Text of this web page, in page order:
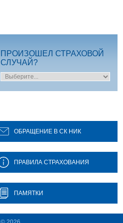
ПРОИЗОШЕЛ СТРАХОВОЙ
СЛУЧАЙ?
ОБРАЩЕНИЕ В СК НИК
ПРАВИЛА СТРАХОВАНИЯ
ПАМЯТКИ